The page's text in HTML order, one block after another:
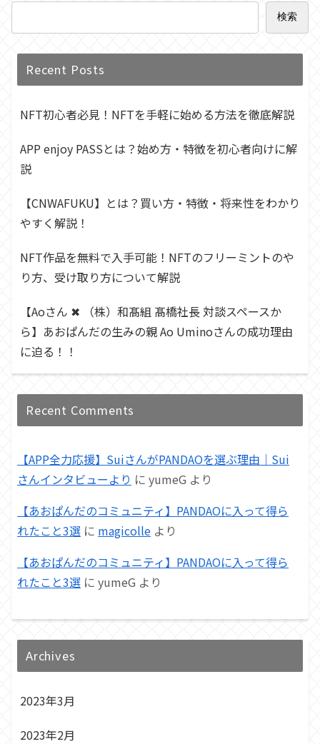
検索
Recent Posts
NFT初心者必見！NFTを手軽に始める方法を徹底解説
APP enjoy PASSとは？始め方・特徴を初心者向けに解
説
【CNWAFUKU】とは？買い方・特徴・将来性をわかり
やすく解説！
NFT作品を無料で入手可能！NFTのフリーミントのや
り方、受け取り方について解説
【Aoさん ✖︎ （株）和髙組 髙橋社長 対談スペースか
ら】あおぱんだの生みの親 Ao Uminoさんの成功理由
に迫る！！
Recent Comments
【APP全力応援】SuiさんがPANDAOを選ぶ理由｜Sui
さんインタビューより に yumeG より
【あおぱんだのコミュニティ】PANDAOに入って得ら
れたこと3選 に magicolle より
【あおぱんだのコミュニティ】PANDAOに入って得ら
れたこと3選 に yumeG より
Archives
2023年3月
2023年2月